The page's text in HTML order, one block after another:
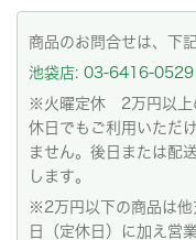
商品のお問合せは、下
池袋店: 03-6416-0529
※火曜定休 2万円以上
休日でもご利用いただ
ません。後日または配
します。
※2万円以下の商品は他
日（定休日）に加え営